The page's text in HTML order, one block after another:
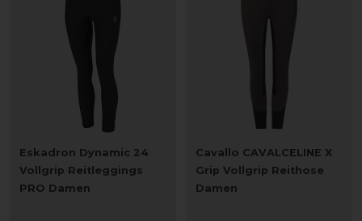
Eskadron Dynamic 24
Vollgrip Reitleggings
PRO Damen
Cavallo CAVALCELINE X
Grip Vollgrip Reithose
Damen